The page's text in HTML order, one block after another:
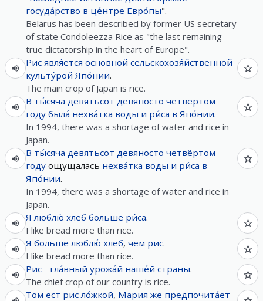
госуда́рство в це́нтре Евро́пы".
Belarus has been described by former US secretary
of state Condoleezza Rice as "the last remaining
true dictatorship in the heart of Europe".
Рис явля́ется основной сельскохозя́йственной
культу́рой Япо́нии.
The main crop of Japan is rice.
В ты́сяча девятьсот девяносто четвёртом
году была́ нехва́тка воды и ри́са в Япо́нии.
In 1994, there was a shortage of water and rice in
Japan.
В ты́сяча девятьсот девяносто четвёртом
году ощущалась нехва́тка воды и ри́са в
Япо́нии.
In 1994, there was a shortage of water and rice in
Japan.
Я люблю́ хлеб больше ри́са.
I like bread more than rice.
Я больше люблю́ хлеб, чем рис.
I like bread more than rice.
Рис - гла́вный урожа́й наше́й страны.
The chief crop of our country is rice.
Том ест рис ло́жкой, Мария же предпочита́ет